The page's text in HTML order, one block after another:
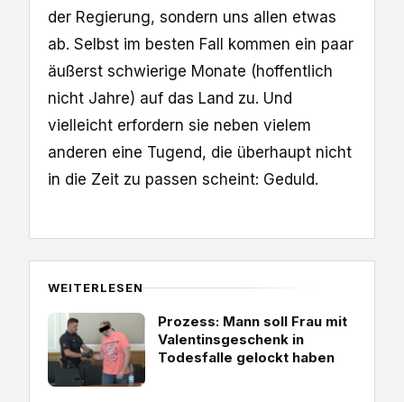
der Regierung, sondern uns allen etwas
ab. Selbst im besten Fall kommen ein paar
äußerst schwierige Monate (hoffentlich
nicht Jahre) auf das Land zu. Und
vielleicht erfordern sie neben vielem
anderen eine Tugend, die überhaupt nicht
in die Zeit zu passen scheint: Geduld.
WEITERLESEN
Prozess: Mann soll Frau mit
Valentinsgeschenk in
Todesfalle gelockt haben